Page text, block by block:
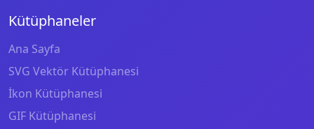
Kütüphaneler
Ana Sayfa
SVG Vektör Kütüphanesi
İkon Kütüphanesi
GIF Kütüphanesi